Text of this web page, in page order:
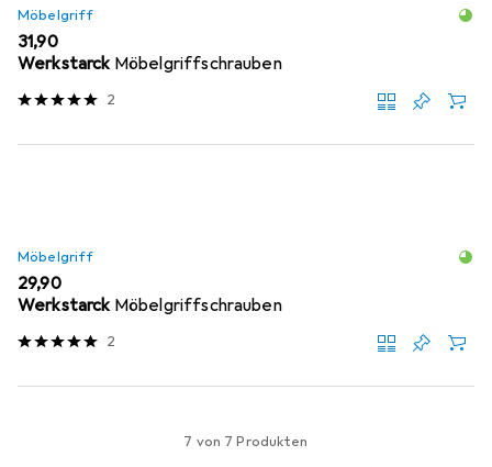
Möbelgriff
EUR
31,90
Werkstarck Möbelgriffschrauben
2
Möbelgriff
EUR
29,90
Werkstarck Möbelgriffschrauben
2
7 von 7 Produkten